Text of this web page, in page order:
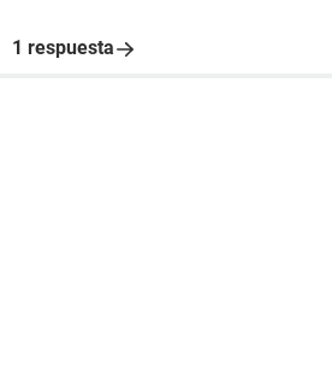
1 respuesta